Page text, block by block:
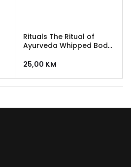
Rituals The Ritual of
Ayurveda Whipped Body
25,00 KM